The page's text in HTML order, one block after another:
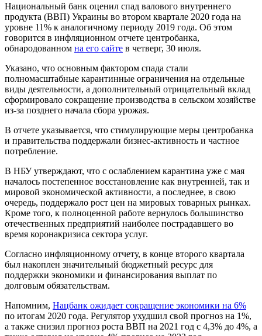
Национальный банк оценил спад валового внутреннего
продукта (ВВП) Украины во втором квартале 2020 года на
уровне 11% к аналогичному периоду 2019 года. Об этом
говорится в инфляционном отчете центробанка,
обнародованном на его сайте в четверг, 30 июля.
Указано, что основным фактором спада стали
полномасштабные карантинные ограничения на отдельные
виды деятельности, а дополнительный отрицательный вклад
сформировало сокращение производства в сельском хозяйстве
из-за позднего начала сбора урожая.
В отчете указывается, что стимулирующие меры центробанка
и правительства поддержали бизнес-активность и частное
потребление.
В НБУ утверждают, что с ослаблением карантина уже с мая
началось постепенное восстановление как внутренней, так и
мировой экономической активности, а последнее, в свою
очередь, поддержало рост цен на мировых товарных рынках.
Кроме того, к полноценной работе вернулось большинство
отечественных предприятий наиболее пострадавшего во
время коронакризиса сектора услуг.
Согласно инфляционному отчету, в конце второго квартала
был накоплен значительный бюджетный ресурс для
поддержки экономики и финансирования выплат по
долговым обязательствам.
Напомним, Нацбанк ожидает сокращение экономики на 6%
по итогам 2020 года. Регулятор ухудшил свой прогноз на 1%,
а также снизил прогноз роста ВВП на 2021 год с 4,3% до 4%, а